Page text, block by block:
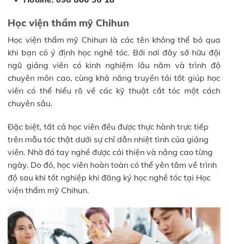
Học viện thẩm mỹ Chihun
Học viện thẩm mỹ Chihun là các tên không thể bỏ qua
khi bạn có ý định học nghề tóc. Bởi nơi đây sở hữu đội
ngũ giảng viên có kinh nghiệm lâu năm và trình độ
chuyên môn cao, cùng khả năng truyền tải tốt giúp học
viên có thể hiểu rõ về các kỹ thuật cắt tóc một cách
chuyên sâu.
Đặc biệt, tất cả học viên đều được thực hành trực tiếp
trên mẫu tóc thật dưới sự chỉ dẫn nhiệt tình của giảng
viên. Nhờ đó tay nghề được cải thiện và nâng cao từng
ngày. Do đó, học viên hoàn toàn có thể yên tâm về trình
độ sau khi tốt nghiệp khi đăng ký học nghề tóc tại Học
viện thẩm mỹ Chihun.